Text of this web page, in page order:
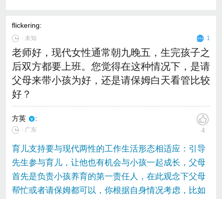
flickering:
∙ 未知 1
老师好，现代女性通常朝九晚五，生完孩子之
后双方都要上班。您觉得在这种情况下，是请
父母来带小孩为好，还是请保姆白天看管比较
好？
方英 :
∙ 广东 4
育儿支持要与现代两性的工作生活形态相适应：引导
先生参与育儿，让他也有机会与小孩一起成长，父母
首先是负责小孩养育的第一责任人，在此观念下父母
帮忙或者请保姆都可以，你根据自身情况考虑，比如